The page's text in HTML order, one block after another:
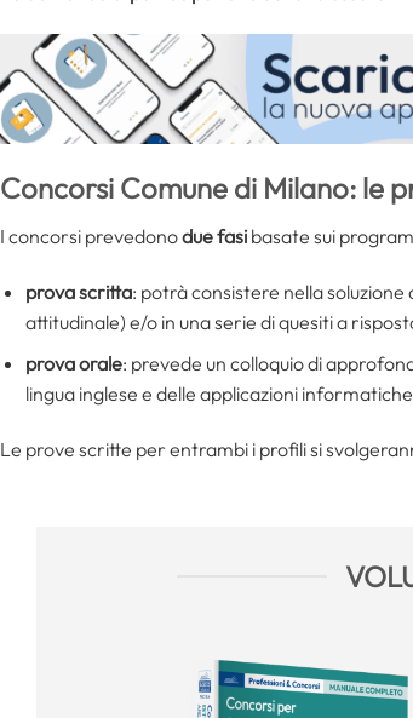
Concorsi Comune di Milano: le
I concorsi prevedonodue fasi basate sui
prova scritta: potrà consistere nella
attitudinale) e/o in una serie di quesiti a
prova orale: prevede un colloquio di
lingua inglese e delle applicazioni
Le prove scritte per entrambi i profili si